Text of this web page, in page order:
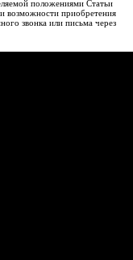
положениями Статьи
возможности приобретения
звонка или письма через